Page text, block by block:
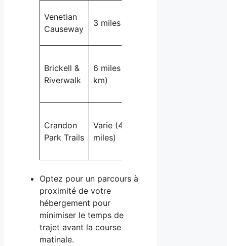
Venetian
Causeway
3 miles (5 km)
Brickell &
Riverwalk
6 miles (9,6
km)
Crandon
Park Trails
Varie (4-6
miles)
Optez pour un parcours à
proximité de votre
hébergement pour
minimiser le temps de
trajet avant la course
matinale.